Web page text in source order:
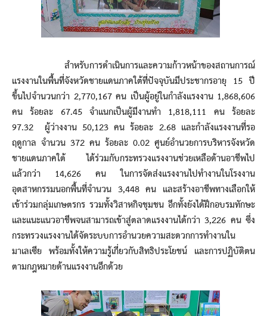
สำหรับการดำเนินการและความก้าวหน้าของสถานการณ์
แรงงานในพื้นที่จังหวัดชายแดนภาคใต้ที่ปัจจุบันมีประชากรอายุ 15 ปี
ขึ้นไปจำนวนกว่า 2,770,167 คน เป็นผู้อยู่ในกำลังแรงงาน 1,868,606
คน ร้อยละ 67.45 จำแนกเป็นผู้มีงานทำ 1,818,111 คน ร้อยละ
97.32 ผู้ว่างงาน 50,123 คน ร้อยละ 2.68 และกำลังแรงงานที่รอ
ฤดูกาล จำนวน 372 คน ร้อยละ 0.02 ศูนย์อำนวยการบริหารจังหวัด
ชายแดนภาคใต้ ได้ร่วมกับกระทรวงแรงงานช่วยเหลือด้านอาชีพไป
แล้วกว่า 14,626 คน ในการจัดส่งแรงงานไปทำงานในโรงงาน
อุตสาหกรรมนอกพื้นที่จำนวน 3,448 คน และสร้างอาชีพทางเลือกให้
เข้าร่วมกลุ่มเกษตรกร รวมทั้งวิสาหกิจชุมชน อีกทั้งยังได้ฝึกอบรมทักษะ
และแนะแนวอาชีพจนสามารถเข้าสู่ตลาดแรงงานได้กว่า 3,226 คน ซึ่ง
กระทรวงแรงงานได้จัดระบบการอำนวยความสะดวกการทำงานใน
มาเลเซีย พร้อมทั้งให้ความรู้เกี่ยวกับสิทธิประโยชน์ และการปฏิบัติตน
ตามกฎหมายด้านแรงงานอีกด้วย